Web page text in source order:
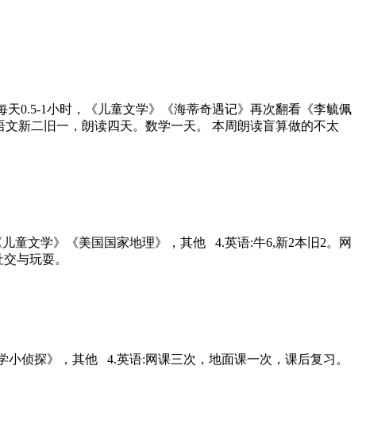
天0.5-1小时，《儿童文学》《海蒂奇遇记》再次翻看《李毓佩
新二旧一，朗读四天。数学一天。 本周朗读盲算做的不太
童文学》《美国国家地理》，其他 4.英语:牛6,新2本旧2。网
与玩耍。
小侦探》，其他 4.英语:网课三次，地面课一次，课后复习。